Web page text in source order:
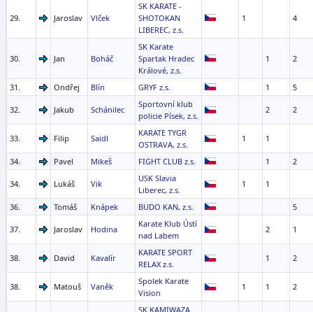
29. Jaroslav Vlček
SK KARATE -
SHOTOKAN
LIBEREC, z.s.
1 4
30. Jan Boháč
SK Karate
Spartak Hradec
Králové, z.s.
1 2
31. Ondřej Blín GRYF z.s. 1 5
32. Jakub Schánilec
Sportovní klub
policie Písek, z.s.
2 2
33. Filip Saidl
KARATE TYGR
OSTRAVA, z.s.
1 1
34. Pavel Mikeš FIGHT CLUB z.s. 1 2
34. Lukáš Vik
USK Slavia
Liberec, z.s.
1 1
36. Tomáš Knápek BUDO KAN, z.s. 5
37. Jaroslav Hodina
Karate Klub Ústí
nad Labem
2 1
38. David Kavalír
KARATE SPORT
RELAX z.s.
1 2
38. Matouš Vaněk
Spolek Karate
Vision
1 1 2
SK KAMIWAZA